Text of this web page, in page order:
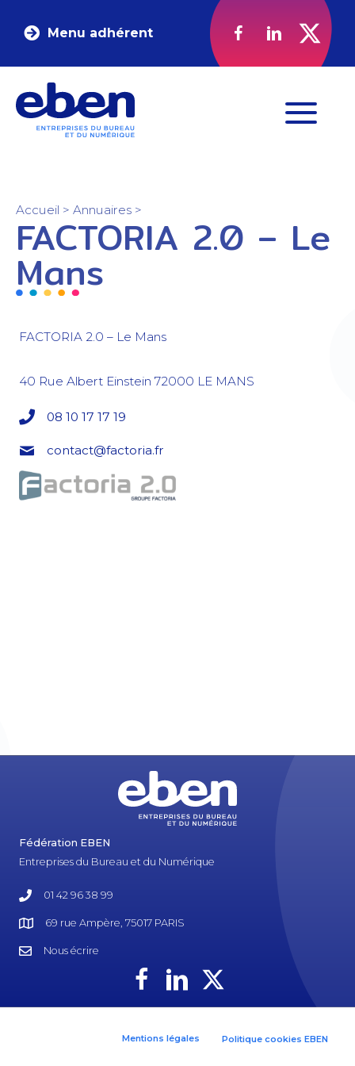
Menu adhérent
Accueil > Annuaires >
FACTORIA 2.0 – Le
Mans
FACTORIA 2.0 – Le Mans
40 Rue Albert Einstein 72000 LE MANS
08 10 17 17 19
contact@factoria.fr
Fédération EBEN
Entreprises du Bureau et du Numérique
01 42 96 38 99
69 rue Ampère, 75017 PARIS
Nous écrire
Mentions légales Politique cookies EBEN